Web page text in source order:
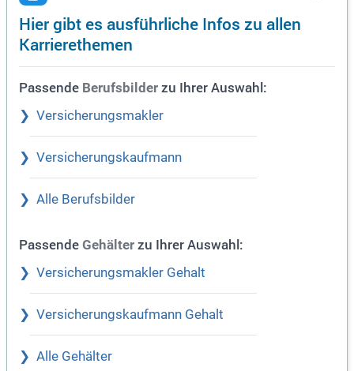
Hier gibt es ausführliche Infos zu allen
Karrierethemen
Passende Berufsbilder zu Ihrer Auswahl:
Versicherungsmakler
Versicherungskaufmann
Alle Berufsbilder
Passende Gehälter zu Ihrer Auswahl:
Versicherungsmakler Gehalt
Versicherungskaufmann Gehalt
Alle Gehälter